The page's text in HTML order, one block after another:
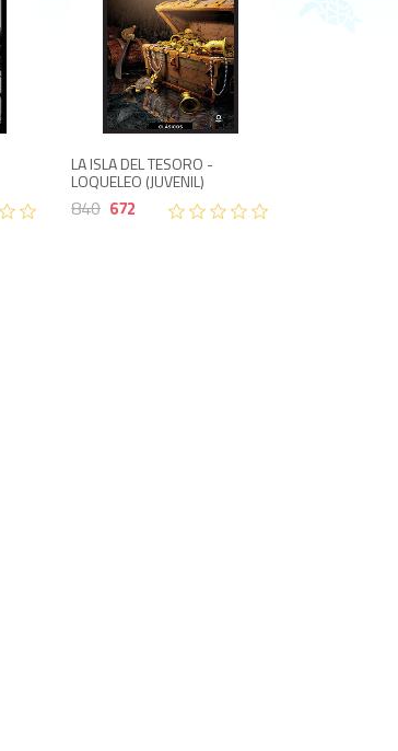
LA ISLA DEL TESORO -
LOQUELEO (JUVENIL)
840 672